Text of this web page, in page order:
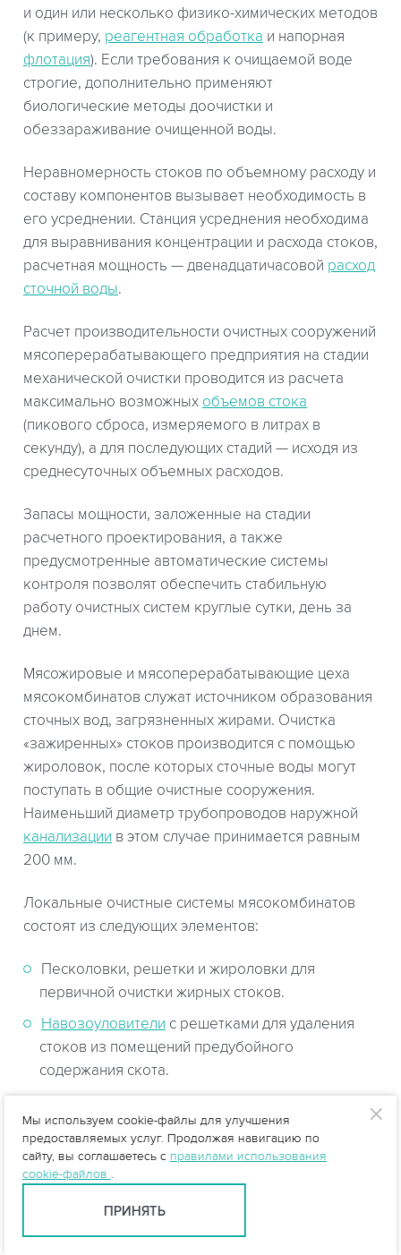
и один или несколько физико-химических методов
(к примеру, реагентная обработка и напорная
флотация). Если требования к очищаемой воде
строгие, дополнительно применяют
биологические методы доочистки и
обеззараживание очищенной воды.
Неравномерность стоков по объемному расходу и
составу компонентов вызывает необходимость в
его усреднении. Станция усреднения необходима
для выравнивания концентрации и расхода стоков,
расчетная мощность — двенадцатичасовой расход
сточной воды.
Расчет производительности очистных сооружений
мясоперерабатывающего предприятия на стадии
механической очистки проводится из расчета
максимально возможных объемов стока
(пикового сброса, измеряемого в литрах в
секунду), а для последующих стадий — исходя из
среднесуточных объемных расходов.
Запасы мощности, заложенные на стадии
расчетного проектирования, а также
предусмотренные автоматические системы
контроля позволят обеспечить стабильную
работу очистных систем круглые сутки, день за
днем.
Мясожировые и мясоперерабатывающие цеха
мясокомбинатов служат источником образования
сточных вод, загрязненных жирами. Очистка
«зажиренных» стоков производится с помощью
жироловок, после которых сточные воды могут
поступать в общие очистные сооружения.
Наименьший диаметр трубопроводов наружной
канализации в этом случае принимается равным
200 мм.
Локальные очистные системы мясокомбинатов
состоят из следующих элементов:
Песколовки, решетки и жироловки для
первичной очистки жирных стоков.
Навозоуловители с решетками для удаления
стоков из помещений предубойного
содержания скота.
Навозоуловитель с дезинфектором для
очистки стоков карантинного помещения,
изолятора и убойного цеха.
Отстойникдля очистки зольных стоков
желатинового цеха.
Мы используем cookie-файлы для улучшения
предоставляемых услуг. Продолжая навигацию по
сайту, вы соглашаетесь с правилами использования
cookie-файлов .
ПРИНЯТЬ